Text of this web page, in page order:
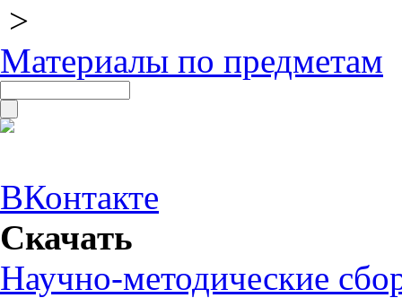
>
Материалы по предметам
ВКонтакте
Скачать
Научно-методические